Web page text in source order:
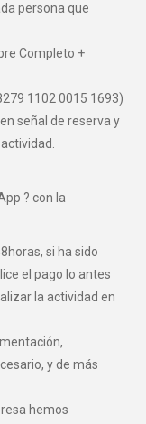
persona que
Completo +
1102 0015 1693)
señal de reserva y
? con la
si ha sido
el pago lo antes
la actividad en
y de más
hemos